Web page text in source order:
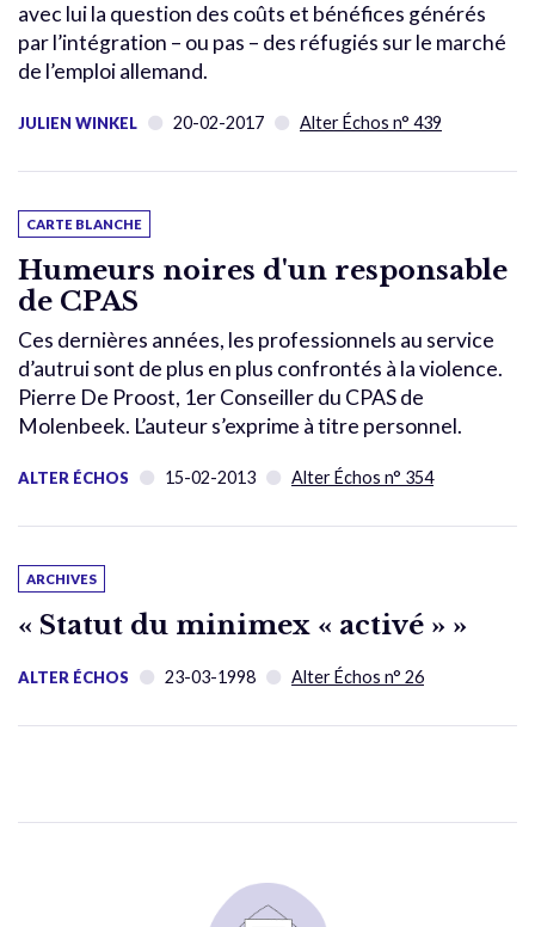
avec lui la question des coûts et bénéfices générés
par l’intégration – ou pas – des réfugiés sur le marché
de l’emploi allemand.
JULIEN WINKEL 20-02-2017 Alter Échos n° 439
CARTE BLANCHE
Humeurs noires d'un responsable
de CPAS
Ces dernières années, les professionnels au service
d’autrui sont de plus en plus confrontés à la violence.
Pierre De Proost, 1er Conseiller du CPAS de
Molenbeek. L’auteur s’exprime à titre personnel.
ALTER ÉCHOS 15-02-2013 Alter Échos n° 354
ARCHIVES
« Statut du minimex « activé » »
ALTER ÉCHOS 23-03-1998 Alter Échos n° 26